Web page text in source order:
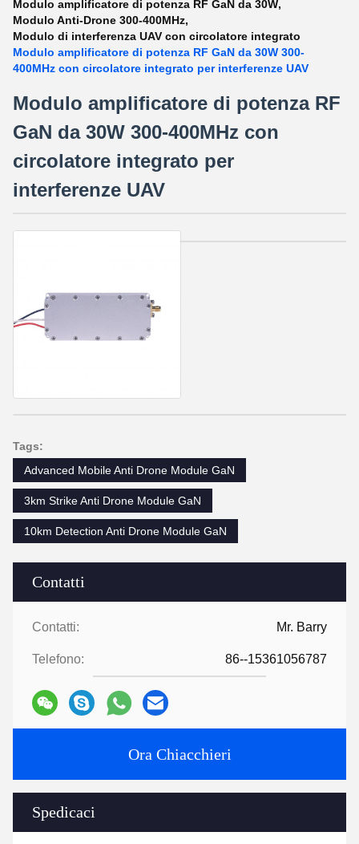
Contatti
Contatti: Mr. Barry
Telefono: 86--15361056787
Ora Chiacchieri
Spedicaci
Modulo amplificatore di potenza RF GaN da 30W,
Modulo Anti-Drone 300-400MHz,
Modulo di interferenza UAV con circolatore integrato
Modulo amplificatore di potenza RF GaN da 30W 300-
400MHz con circolatore integrato per interferenze UAV
Modulo amplificatore di potenza RF
GaN da 30W 300-400MHz con
circolatore integrato per
interferenze UAV
Tags:
Advanced Mobile Anti Drone Module GaN
3km Strike Anti Drone Module GaN
10km Detection Anti Drone Module GaN